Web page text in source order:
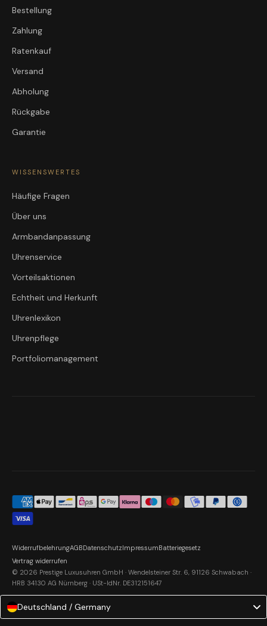
Bestellung
Zahlung
Ratenkauf
Versand
Abholung
Rückgabe
Garantie
WISSENSWERTES
Häufige Fragen
Über uns
Armbandanpassung
Uhrenservice
Vorteilsaktionen
Echtheit und Herkunft
Uhrenlexikon
Uhrenpflege
Portfoliomanagement
© 2026 Prestige Luxusuhren GmbH · Wendelsteiner Str. 6, 91126 Schwabach ·
HRB 34130 AG Nürnberg · USt-IdNr. DE312151647
WiderrufbelehrungAGBDatenschutzImpressumBatteriegesetz
Vertrag widerrufen
Deutschland / Germany